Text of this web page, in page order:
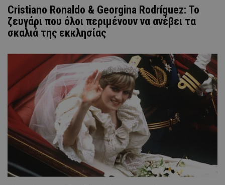
Cristiano Ronaldo & Georgina Rodríguez: Το
ζευγάρι που όλοι περιμένουν να ανέβει τα
σκαλιά της εκκλησίας